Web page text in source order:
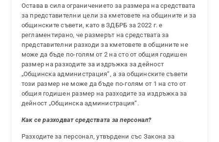
Остава в сила ограничението за размера на средствата
за представителни цели за кметовете на общините и за
общинските съвети, като в ЗДБРБ за 2022 г. е
регламентирано, че размерът на средствата за
представителни разходи за кметовете в общините не
може да бъде по-голям от 2 на сто от общия годишен
размер на разходите за издръжка за дейност
„Общинска администрация“, а за общинските съвети
този размер не може да бъде по-голям от 1 на сто от
общия годишен размер на разходите за издръжка за
дейност „Общинска администрация“.
Как се разходват средствата за персонал?
Разходите за персонал, утвърдени със Закона за